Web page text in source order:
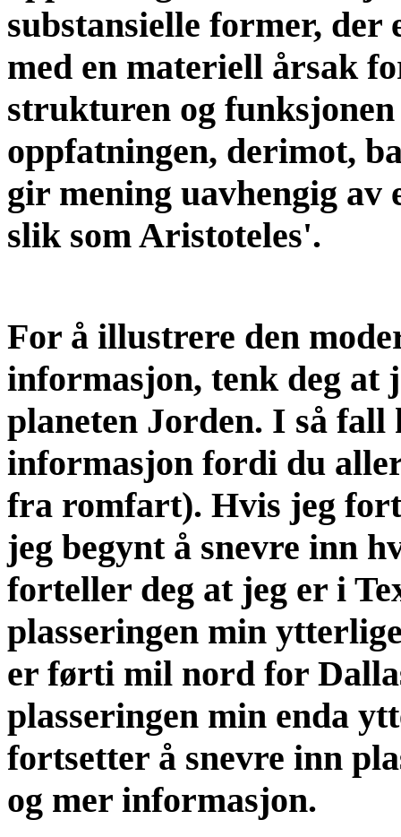
substansielle former,
med en materiell årsak
strukturen og
oppfatningen, derimot,
gir mening uavhengig
slik som Aristoteles'.
For å illustrere den
informasjon, tenk deg at
planeten Jorden. I så
informasjon fordi du
fra romfart). Hvis jeg
jeg begynt å snevre inn
forteller deg at jeg er i
plasseringen min
er førti mil nord for
plasseringen min enda
fortsetter å snevre inn
og mer informasjon.